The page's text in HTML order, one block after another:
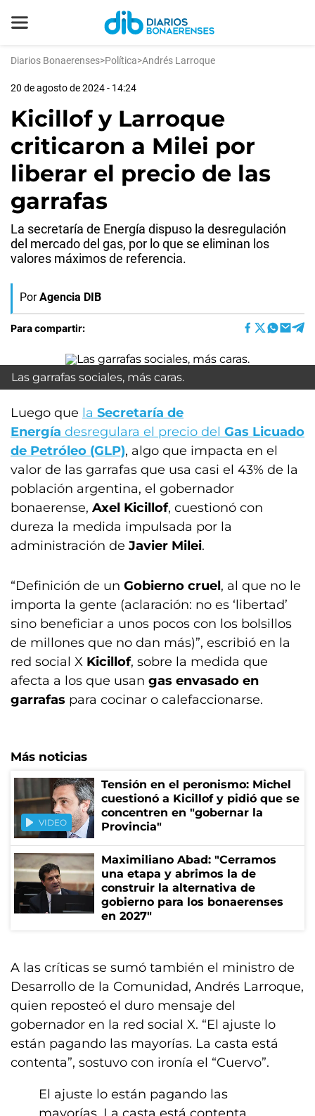
Diarios Bonaerenses>Política>Andrés Larroque
20 de agosto de 2024 - 14:24
Kicillof y Larroque
criticaron a Milei por
liberar el precio de las
garrafas
La secretaría de Energía dispuso la desregulación
del mercado del gas, por lo que se eliminan los
valores máximos de referencia.
Por Agencia DIB
Para compartir:
Las garrafas sociales, más caras.
Luego que la Secretaría de
Energía desregulara el precio del Gas Licuado
de Petróleo (GLP), algo que impacta en el
valor de las garrafas que usa casi el 43% de la
población argentina, el gobernador
bonaerense, Axel Kicillof, cuestionó con
dureza la medida impulsada por la
administración de Javier Milei.
“Definición de un Gobierno cruel, al que no le
importa la gente (aclaración: no es ‘libertad’
sino beneficiar a unos pocos con los bolsillos
de millones que no dan más)”, escribió en la
red social X Kicillof, sobre la medida que
afecta a los que usan gas envasado en
garrafas para cocinar o calefaccionarse.
Más noticias
VIDEO
Tensión en el peronismo: Michel
cuestionó a Kicillof y pidió que se
concentren en "gobernar la
Provincia"
Maximiliano Abad: "Cerramos
una etapa y abrimos la de
construir la alternativa de
gobierno para los bonaerenses
en 2027"
A las críticas se sumó también el ministro de
Desarrollo de la Comunidad, Andrés Larroque,
quien reposteó el duro mensaje del
gobernador en la red social X. “El ajuste lo
están pagando las mayorías. La casta está
contenta”, sostuvo con ironía el “Cuervo”.
El ajuste lo están pagando las